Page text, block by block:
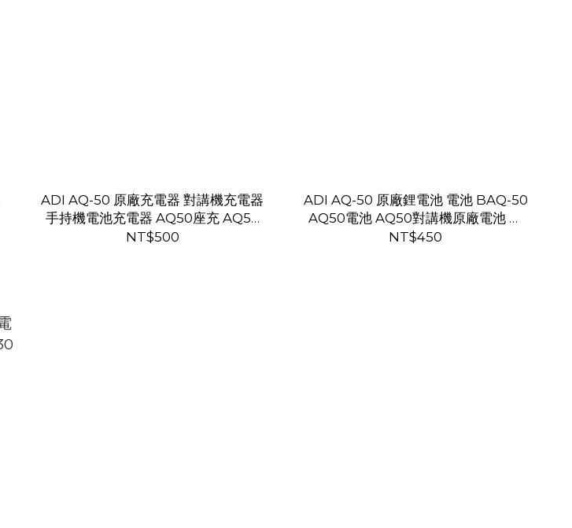
ADI AQ-50 原廠充電器 對講機充電器
手持機電池充電器 AQ50座充 AQ50
充電器 公司貨
NT$500
ADI AQ-50 原廠鋰電池 電池 BAQ-50
AQ50電池 AQ50對講機原廠電池 含
背夾
NT$450